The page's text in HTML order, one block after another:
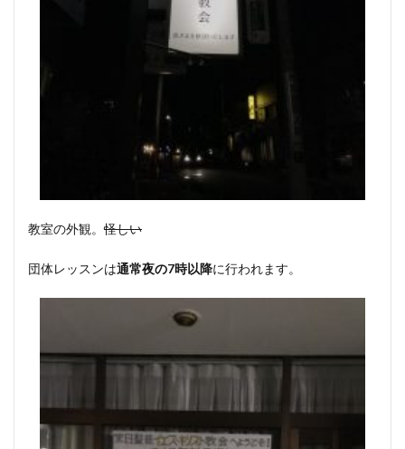
教室の外観。怪しい
団体レッスンは通常夜の7時以降に行われます。